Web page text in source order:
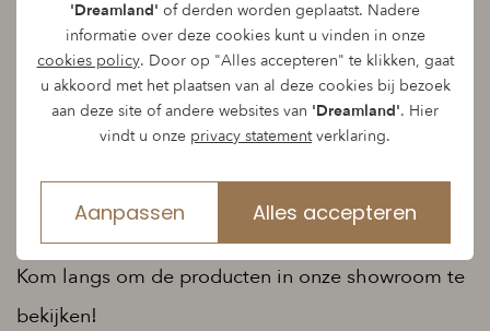
'Dreamland' of derden worden geplaatst. Nadere
informatie over deze cookies kunt u vinden in onze
cookies policy. Door op "Alles accepteren" te klikken, gaat
u akkoord met het plaatsen van al deze cookies bij bezoek
aan deze site of andere websites van 'Dreamland'. Hier
vindt u onze privacy statementverklaring.
Aanpassen Alles accepteren
Regelmatig vindt u bij Dreamland mooie
aanbiedingen van één of meerdere van onze
topmerken.
Naast de acties vindt u hier de opruiming van
van hoge kortingen op bekende merken.
Kom langs om de producten in onze showroom te
bekijken!